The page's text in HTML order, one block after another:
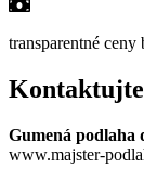
transparentné
Gumená
www.majster-